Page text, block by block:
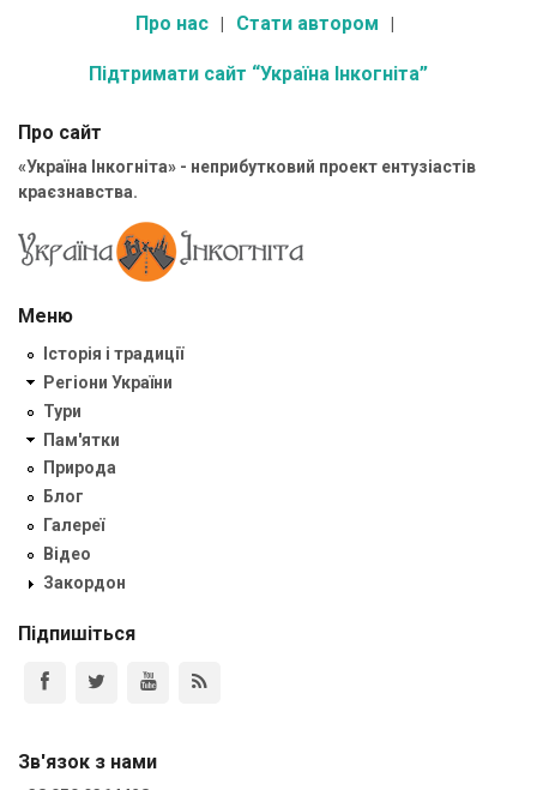
Про нас Стати автором
Підтримати сайт “Україна Інкогніта”
Про сайт
«Україна Інкогніта» - неприбутковий проект ентузіастів
краєзнавства.
Меню
Історія і традиції
Регіони України
Тури
Пам'ятки
Природа
Блог
Галереї
Відео
Закордон
Підпишіться
Зв'язок з нами